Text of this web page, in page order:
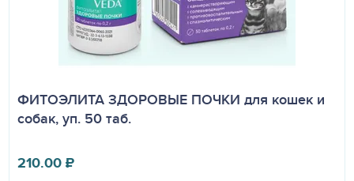
ФИТОЭЛИТА ЗДОРОВЫЕ ПОЧКИ для кошек и
собак, уп. 50 таб.
210.00₽